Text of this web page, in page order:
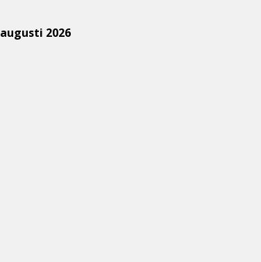
augusti 2026